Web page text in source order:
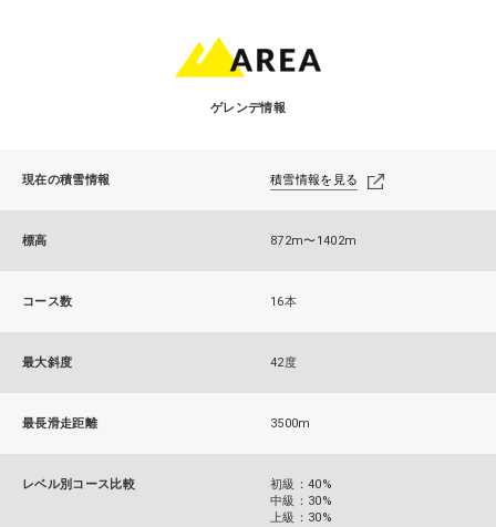
ゲレンデ情報
現在の積雪情報 積雪情報を見る
標高 872m〜1402m
コース数 16本
最大斜度 42度
最長滑走距離 3500m
レベル別コース比較
初級：40%
中級：30%
上級：30%